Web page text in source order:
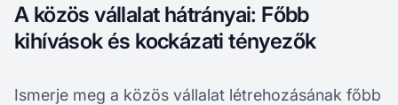
A közös vállalat hátrányai: Főbb
kihívások és kockázati tényezők
Ismerje meg a közös vállalat létrehozásának főbb